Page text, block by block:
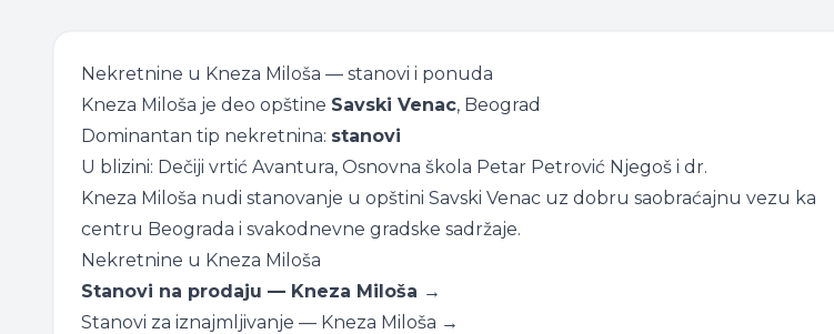
Nekretnine u Kneza Miloša — stanovi i ponuda
Kneza Miloša je deo opštine Savski Venac, Beograd
Dominantan tip nekretnina: stanovi
U blizini: Dečiji vrtić Avantura, Osnovna škola Petar Petrović Njegoš i dr.
Kneza Miloša nudi stanovanje u opštini Savski Venac uz dobru saobraćajnu vezu ka
centru Beograda i svakodnevne gradske sadržaje.
Nekretnine u Kneza Miloša
Stanovi na prodaju — Kneza Miloša →
Stanovi za iznajmljivanje — Kneza Miloša →